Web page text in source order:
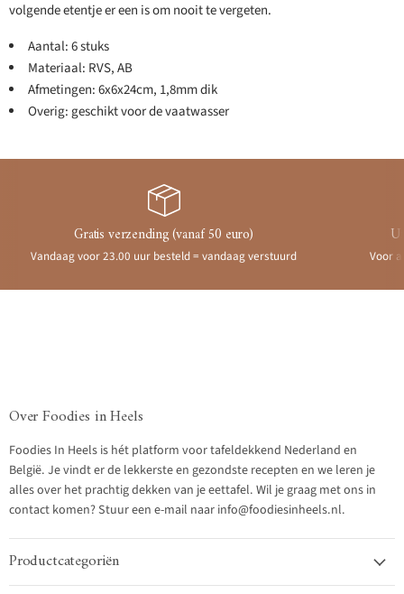
volgende etentje er een is om nooit te vergeten.
Aantal: 6 stuks
Materiaal: RVS, AB
Afmetingen: 6x6x24cm, 1,8mm dik
Overig: geschikt voor de vaatwasser
Gratis verzending (vanaf 50 euro)
Vandaag voor 23.00 uur besteld = vandaag verstuurd Voor
Over Foodies in Heels
Foodies In Heels is hét platform voor tafeldekkend Nederland en
België. Je vindt er de lekkerste en gezondste recepten en we leren je
alles over het prachtig dekken van je eettafel. Wil je graag met ons in
contact komen? Stuur een e-mail naar info@foodiesinheels.nl.
Productcategoriën